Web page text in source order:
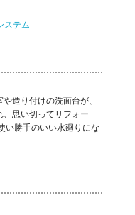
ステム
造り付けの洗面台が、
思い切ってリフォー
い勝手のいい水廻りにな